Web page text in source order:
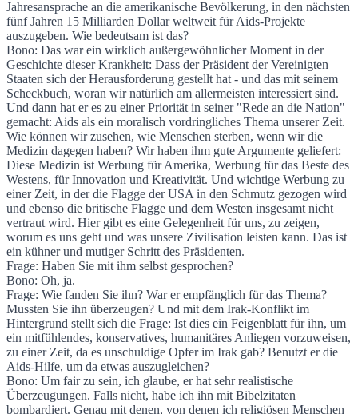
Jahresansprache an die amerikanische Bevölkerung, in den nächsten
fünf Jahren 15 Milliarden Dollar weltweit für Aids-Projekte
auszugeben. Wie bedeutsam ist das?
Bono: Das war ein wirklich außergewöhnlicher Moment in der
Geschichte dieser Krankheit: Dass der Präsident der Vereinigten
Staaten sich der Herausforderung gestellt hat - und das mit seinem
Scheckbuch, woran wir natürlich am allermeisten interessiert sind.
Und dann hat er es zu einer Priorität in seiner "Rede an die Nation"
gemacht: Aids als ein moralisch vordringliches Thema unserer Zeit.
Wie können wir zusehen, wie Menschen sterben, wenn wir die
Medizin dagegen haben? Wir haben ihm gute Argumente geliefert:
Diese Medizin ist Werbung für Amerika, Werbung für das Beste des
Westens, für Innovation und Kreativität. Und wichtige Werbung zu
einer Zeit, in der die Flagge der USA in den Schmutz gezogen wird
und ebenso die britische Flagge und dem Westen insgesamt nicht
vertraut wird. Hier gibt es eine Gelegenheit für uns, zu zeigen,
worum es uns geht und was unsere Zivilisation leisten kann. Das ist
ein kühner und mutiger Schritt des Präsidenten.
Frage: Haben Sie mit ihm selbst gesprochen?
Bono: Oh, ja.
Frage: Wie fanden Sie ihn? War er empfänglich für das Thema?
Mussten Sie ihn überzeugen? Und mit dem Irak-Konflikt im
Hintergrund stellt sich die Frage: Ist dies ein Feigenblatt für ihn, um
ein mitfühlendes, konservatives, humanitäres Anliegen vorzuweisen,
zu einer Zeit, da es unschuldige Opfer im Irak gab? Benutzt er die
Aids-Hilfe, um da etwas auszugleichen?
Bono: Um fair zu sein, ich glaube, er hat sehr realistische
Überzeugungen. Falls nicht, habe ich ihn mit Bibelzitaten
bombardiert. Genau mit denen, von denen ich religiösen Menschen